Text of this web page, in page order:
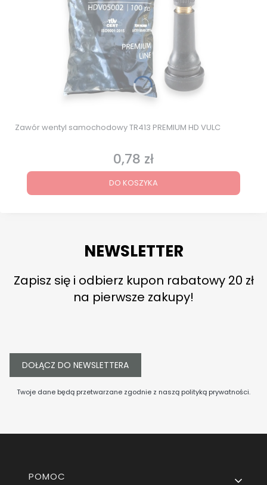
Zawór wentyl samochodowy TR413 PREMIUM HD VULC
Cena
0,78 zł
DO KOSZYKA
NEWSLETTER
Zapisz się i odbierz kupon rabatowy 20 zł
na pierwsze zakupy!
DOŁĄCZ DO NEWSLETTERA
Twoje dane będą przetwarzane zgodnie z naszą polityką prywatności.
Linki w stopce
POMOC